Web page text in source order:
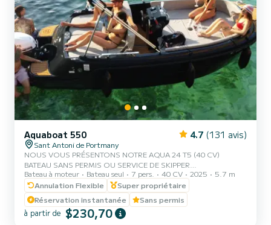
Aquaboat 550 4.7 (131 avis)
Sant Antoni de Portmany
NOUS VOUS PRÉSENTONS NOTRE AQUA 24 T5 (40 CV)
BATEAU SANS PERMIS OU SERVICE DE SKIPPER
SUPPLÉMENTAIRE, AVEC UNE CAPACITÉ DE 7 PERSONNES,
NOUS INCLUONS GRATUITEMENT LA PLANCHE DE SURF ET
LES MASQUES DE SNORKEL DANS VOTRE LOCATION, AVEC
CE BATEAU, VOUS VIVREZ UNE EXPÉRIENCE INOUBLIABLE SUR
L'ÎLE D'IBIZA. **PROMOTION COUPLES, DEMANDEZ VOTRE
Bateau à moteur Bateau seul 7 pers. 40 CV 2025
5.7 m
Annulation Flexible
Super propriétaire
Réservation instantanée
Sans permis
à partir de $230,70